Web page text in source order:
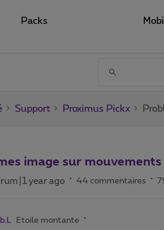
Packs
Support Proximus Pickx
image sur
year ago 44 commentaires
Etoile montante